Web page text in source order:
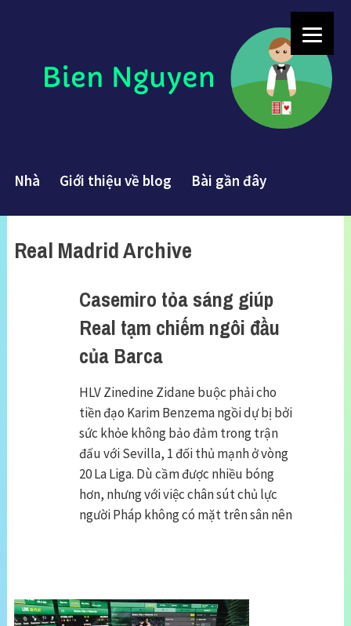
Nhà Giới thiệu về blog Bài gần đây
Real Madrid Archive
Casemiro tỏa sáng giúp
Real tạm chiếm ngôi đầu
của Barca
HLV Zinedine Zidane buộc phải cho
tiền đạo Karim Benzema ngồi dự bị bởi
sức khỏe không bảo đảm trong trận
đấu với Sevilla, 1 đối thủ mạnh ở vòng
20 La Liga. Dù cầm được nhiều bóng
hơn, nhưng với việc chân sút chủ lực
người Pháp không có mặt trên sân nên